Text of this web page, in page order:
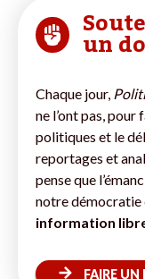
un
Chaque jour,
ne l’ont pas,
politiques et le
reportages et
pense que
notre démocratie
information
FAIRE UN